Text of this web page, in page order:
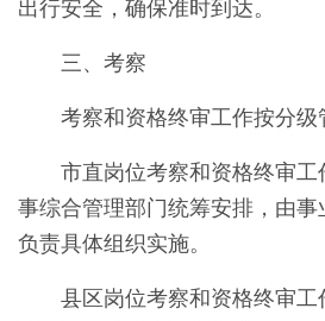
出行安全，确保准时到达。
三、考察
考察和资格终审工作按分级
市直岗位考察和资格终审工
事综合管理部门统筹安排，由事
负责具体组织实施。
县区岗位考察和资格终审工